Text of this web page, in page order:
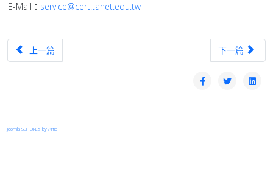
E-Mail： service@cert.tanet.edu.tw
上一篇文章：【漏洞預警】Internet Systems Consortium (ISC) 的
上一篇 下一篇文章：
下一篇
Joomla SEF URLs by Artio